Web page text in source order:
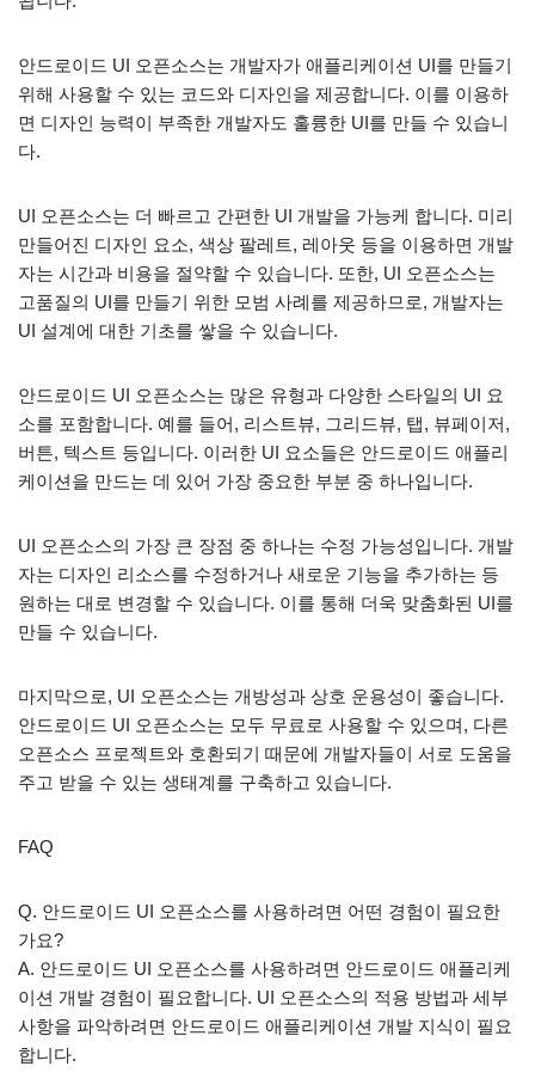
안드로이드 UI 오픈소스는 개발자가 애플리케이션 UI를 만들기
위해 사용할 수 있는 코드와 디자인을 제공합니다. 이를 이용하
면 디자인 능력이 부족한 개발자도 훌륭한 UI를 만들 수 있습니
다.
UI 오픈소스는 더 빠르고 간편한 UI 개발을 가능케 합니다. 미리
만들어진 디자인 요소, 색상 팔레트, 레아웃 등을 이용하면 개발
자는 시간과 비용을 절약할 수 있습니다. 또한, UI 오픈소스는
고품질의 UI를 만들기 위한 모범 사례를 제공하므로, 개발자는
UI 설계에 대한 기초를 쌓을 수 있습니다.
안드로이드 UI 오픈소스는 많은 유형과 다양한 스타일의 UI 요
소를 포함합니다. 예를 들어, 리스트뷰, 그리드뷰, 탭, 뷰페이저,
버튼, 텍스트 등입니다. 이러한 UI 요소들은 안드로이드 애플리
케이션을 만드는 데 있어 가장 중요한 부분 중 하나입니다.
UI 오픈소스의 가장 큰 장점 중 하나는 수정 가능성입니다. 개발
자는 디자인 리소스를 수정하거나 새로운 기능을 추가하는 등
원하는 대로 변경할 수 있습니다. 이를 통해 더욱 맞춤화된 UI를
만들 수 있습니다.
마지막으로, UI 오픈소스는 개방성과 상호 운용성이 좋습니다.
안드로이드 UI 오픈소스는 모두 무료로 사용할 수 있으며, 다른
오픈소스 프로젝트와 호환되기 때문에 개발자들이 서로 도움을
주고 받을 수 있는 생태계를 구축하고 있습니다.
FAQ
Q. 안드로이드 UI 오픈소스를 사용하려면 어떤 경험이 필요한
가요?
A. 안드로이드 UI 오픈소스를 사용하려면 안드로이드 애플리케
이션 개발 경험이 필요합니다. UI 오픈소스의 적용 방법과 세부
사항을 파악하려면 안드로이드 애플리케이션 개발 지식이 필요
합니다.